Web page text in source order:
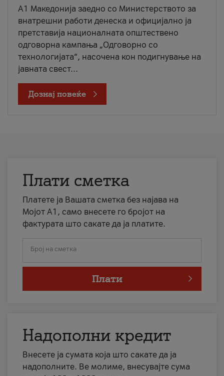
A1 Македонија заедно со Министерството за
внатрешни работи денеска и официјално ја
претставија националната општествено
одговорна кампања „Одговорно со
технологијата“, насочена кон подигнување на
јавната свест...
Дознај повеќе
Плати сметка
Платете ја Вашата сметка без најава на
Мојот А1, само внесете го бројот на
фактурата што сакате да ја платите.
Број на сметка
Плати
Надополни кредит
Внесете ја сумата која што сакате да ја
надополните. Ве молиме, внесувајте сума